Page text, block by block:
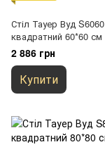
Стіл Тауер Вуд S6060
квадратний 60*60 см
2 886 грн
Купити